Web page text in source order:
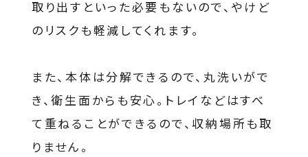
取り出すといった必要もないので、やけど
のリスクも軽減してくれます。
また、本体は分解できるので、丸洗いがで
き、衛生面からも安心。トレイなどはすべ
て重ねることができるので、収納場所も取
りません。